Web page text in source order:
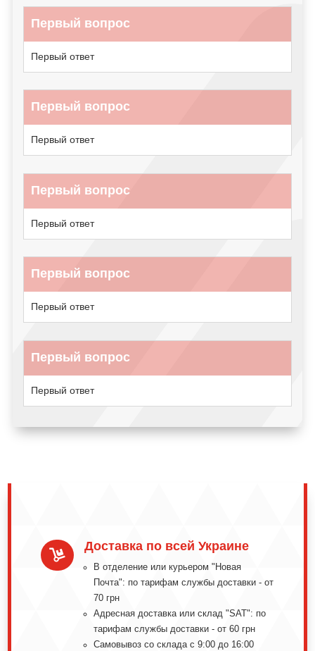
Первый вопрос
Первый ответ
Первый вопрос
Первый ответ
Первый вопрос
Первый ответ
Первый вопрос
Первый ответ
Первый вопрос
Первый ответ

Доставка по всей Украине
В отделение или курьером "Новая
Почта": по тарифам службы доставки - от
70 грн
Адресная доставка или склад "SAT": по
тарифам службы доставки - от 60 грн
Самовывоз со склада с 9:00 до 16:00